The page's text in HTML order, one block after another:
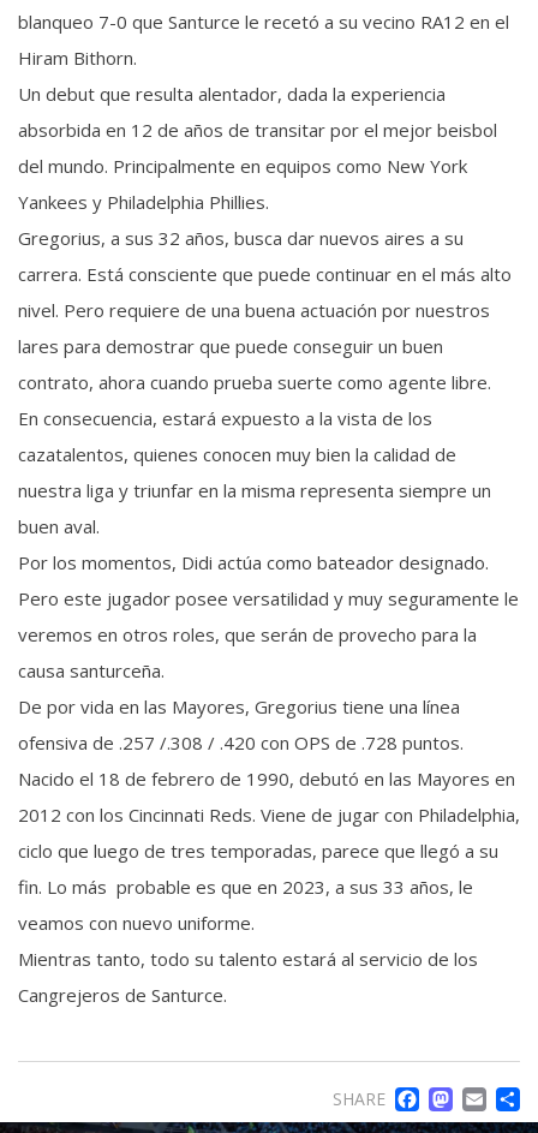
blanqueo 7-0 que Santurce le recetó a su vecino RA12 en el
Hiram Bithorn.
Un debut que resulta alentador, dada la experiencia
absorbida en 12 de años de transitar por el mejor beisbol
del mundo. Principalmente en equipos como New York
Yankees y Philadelphia Phillies.
Gregorius, a sus 32 años, busca dar nuevos aires a su
carrera. Está consciente que puede continuar en el más alto
nivel. Pero requiere de una buena actuación por nuestros
lares para demostrar que puede conseguir un buen
contrato, ahora cuando prueba suerte como agente libre.
En consecuencia, estará expuesto a la vista de los
cazatalentos, quienes conocen muy bien la calidad de
nuestra liga y triunfar en la misma representa siempre un
buen aval.
Por los momentos, Didi actúa como bateador designado.
Pero este jugador posee versatilidad y muy seguramente le
veremos en otros roles, que serán de provecho para la
causa santurceña.
De por vida en las Mayores, Gregorius tiene una línea
ofensiva de .257 /.308 / .420 con OPS de .728 puntos.
Nacido el 18 de febrero de 1990, debutó en las Mayores en
2012 con los Cincinnati Reds. Viene de jugar con Philadelphia,
ciclo que luego de tres temporadas, parece que llegó a su
fin. Lo más probable es que en 2023, a sus 33 años, le
veamos con nuevo uniforme.
Mientras tanto, todo su talento estará al servicio de los
Cangrejeros de Santurce.
SHARE